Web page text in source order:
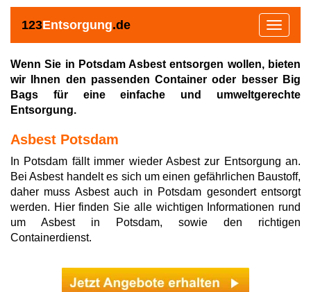
123Entsorgung.de
Toggle
Wenn Sie in Potsdam Asbest entsorgen wollen, bieten
wir Ihnen den passenden Container oder besser Big
Bags für eine einfache und umweltgerechte
Entsorgung.
Asbest Potsdam
In Potsdam fällt immer wieder Asbest zur Entsorgung an.
Bei Asbest handelt es sich um einen gefährlichen Baustoff,
daher muss Asbest auch in Potsdam gesondert entsorgt
werden. Hier finden Sie alle wichtigen Informationen rund
um Asbest in Potsdam, sowie den richtigen
Containerdienst.